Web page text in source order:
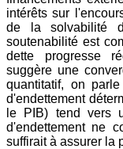
intérêts sur
de la solvabilité
soutenabilité est
dette progresse
suggère une
quantitatif, on
d'endettement
le PIB) tend vers
d'endettement ne
suffirait à assurer la